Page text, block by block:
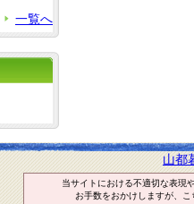
一覧へ
山都
当サイトにおける不適切な表現
お手数をおかけしますが、こ